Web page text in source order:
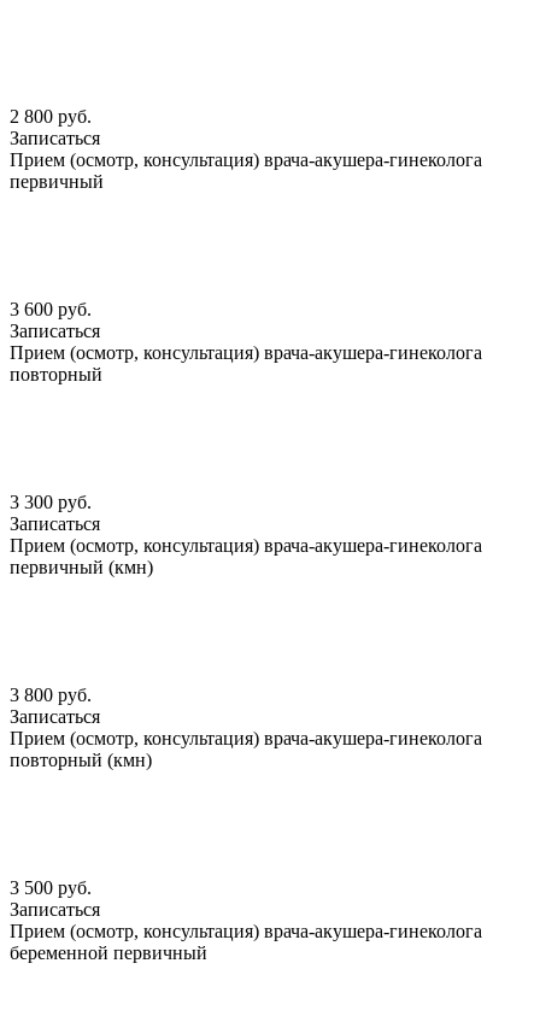
2 800 руб.
Записаться
Прием (осмотр, консультация) врача-акушера-гинеколога
первичный
3 600 руб.
Записаться
Прием (осмотр, консультация) врача-акушера-гинеколога
повторный
3 300 руб.
Записаться
Прием (осмотр, консультация) врача-акушера-гинеколога
первичный (кмн)
3 800 руб.
Записаться
Прием (осмотр, консультация) врача-акушера-гинеколога
повторный (кмн)
3 500 руб.
Записаться
Прием (осмотр, консультация) врача-акушера-гинеколога
беременной первичный